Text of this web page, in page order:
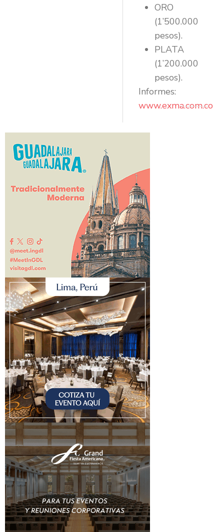
ORO
(1’500.000
pesos).
PLATA
(1’200.000
pesos).
Informes:
www.exma.com.co